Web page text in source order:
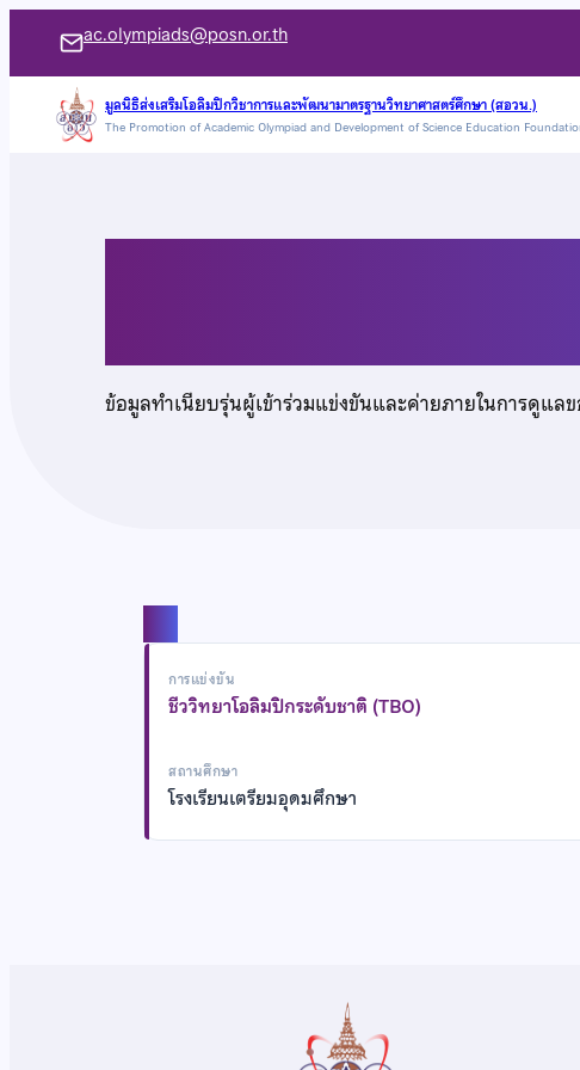
เนื้อหา
ac.olympiads@posn.or.th
มูลนิธิส่งเสริมโอลิมปิกวิชาการและพัฒนามาตรฐานวิทยาศาสตร์ศึกษา (สอวน.)
The Promotion of Academic Olympiad and Development of Science Education
ข้อมูลทำเนียบรุ่นผู้เข้าร่วมแข่งขันและค่ายภายในการดูแล
การแข่งขัน
ชีววิทยาโอลิมปิกระดับชาติ (TBO)
สถานศึกษา
โรงเรียนเตรียมอุดมศึกษา